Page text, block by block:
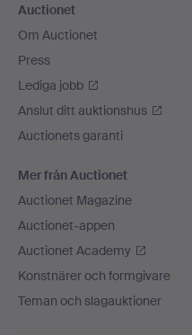
Auctionet
Om Auctionet
Press
Lediga jobb
Anslut ditt auktionshus
Auctionets garanti
Mer från Auctionet
Auctionet Magazine
Auctionet-appen
Auctionet Academy
Konstnärer och formgivare
Teman och slagauktioner